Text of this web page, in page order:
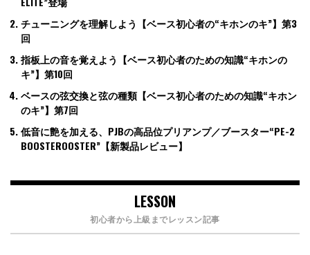
チューニングを理解しよう【ベース初心者の“キホンのキ”】第3
回
指板上の音を覚えよう【ベース初心者のための知識“キホンの
キ”】第10回
ベースの弦交換と弦の種類【ベース初心者のための知識“キホン
のキ”】第7回
低音に艶を加える、PJBの高品位プリアンプ／ブースター“PE-2
BOOSTEROOSTER”【新製品レビュー】
LESSON
初心者から上級までレッスン記事